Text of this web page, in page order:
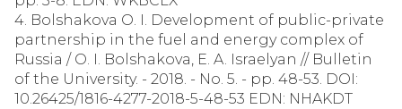
4. Bolshakova O. I. Development of public-private
partnership in the fuel and energy complex of
Russia / O. I. Bolshakova, E. A. Israelyan // Bulletin
of the University. - 2018. - No. 5. - pp. 48-53. DOI:
10.26425/1816-4277-2018-5-48-53 EDN: NHAKDT